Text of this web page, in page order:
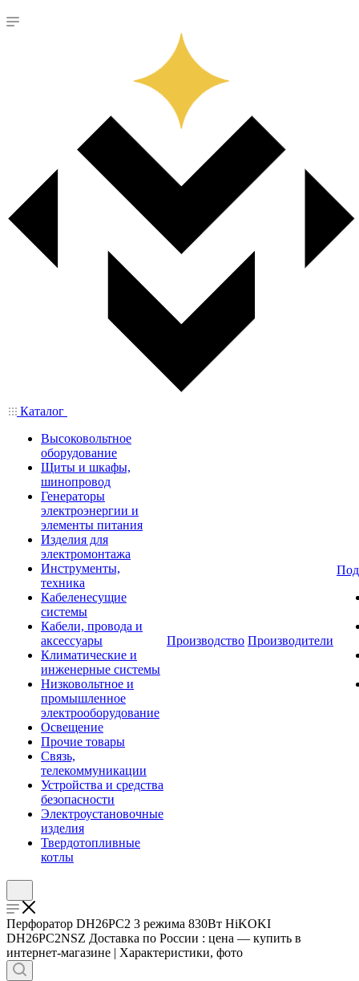
Каталог
Высоковольтное
оборудование
Щиты и шкафы,
шинопровод
Генераторы
электроэнергии и
элементы питания
Изделия для
электромонтажа
Инструменты,
техника
Кабеленесущие
системы
Кабели, провода и
аксессуары
Климатические и
инженерные системы
Низковольтное и
промышленное
электрооборудование
Освещение
Прочие товары
Связь,
телекоммуникации
Устройства и средства
безопасности
Электроустановочные
изделия
Твердотопливные
котлы
Производство Производители
Перфоратор DH26PC2 3 режима 830Вт HiKOKI
DH26PC2NSZ Доставка по России : цена — купить в
интернет-магазине | Характеристики, фото